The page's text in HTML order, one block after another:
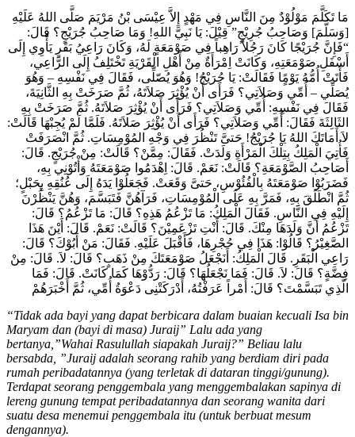
مَا تَكَلَّمَ مَوْلُوْدٌ مِنَ النَّاسِ فِي مَهْدٍ إِلاَّ عِيْسَى بْنُ مَرْيَمَ صَلَّى اللهُ عَلَيْهِ
[وَسَلَّمَ] وَصَاحِبُ جُرِيْجٍ” قِيْلَ: يَا نَبِيَّ اللهِ! وَمَا صَاحِبُ جُرَيْجٍ؟ قَالَ:
“فَإِنَّ جُرَيْجًا كَانَ رَجُلاً رَاهِباً فِي صَوْمَعَةٍ لَهُ، وَكَانَ رَاعِيُ بَقَرٍ يَأْوِي إِلَى
أَسْفَلِ صَوْمَعَتِهِ، وَكَانَتْ اِمْرَأَةٌ مِنْ أَهْلِ الْقَرْيَةِ تَخْتَلِفُ إِلَى الرَّاعِي،
فَأَتَتْ أُمُّهُ يَوْمًٍا فَقَالَتْ: يَا جُرَيْجُ! وَهُوَ يُصّلِّى، فَقَالَ فِي نَفْسِهِ – وَهُوَ
يُصَلِّي – أُمِّي وَصَلاَتِي؟ فَرَأَى أَنْ يُؤْثِرَ صَلاَتَهُ، ثُمَّ صَرَخَتْ بِهِ الثَّانِيَةَ،
فَقَالَ فِي نَفْسِهِ: أُمِّي وَصَلاَتِي؟ فَرَأَى أَنْ يُؤْثِرَ صَلاَتَهُ. ثُمَّ صَرَخَتْ بِهِ
الثَالِثَةَ فَقَالَ: أُمِّي وَصَلاَتِي؟ فَرَأَى أَنْ يُؤْثِرَ صَلاَتَهُ. فَلَمَّا لَمْ يُجِبْهَا قَالَتْ:
لاَ أَمَاتَكَ اللهُ يَا جُرَيْجُ! حَتىَّ تَنْظُرَ فِي وَجْهِ المُوْمِسَاتِ. ثُمَّ انْصَرَفَتْ
فَأُتِيَ الْمَلِكُ بِتِلْكَ الْمَرْأَةِ وَلَدَتْ. فَقَالَ: مِمَّنْ؟ قَالَتْ: مِنْ جُرَيْجٍ. قَالَ:
أَصَاحِبُ الصَّوْمَعَةِ؟ قَالَتْ: نَعَمْ. قَالَ: اِهْدَمُوا صَوْمَعَتَهُ وَأْتُوْنِي بِهِ،
فَضَرَبُوْا صَوْمَعَتَهُ بِالْفُئُوْسِ، حَتىَّ وَقَعَتْ. فَجَعَلُوْا يَدَهُ إِلَى عُنُقِهِ بِحَبْلٍ؛
ثُمَّ انْطَلَقَ بِهِ، فَمَرَّ بِهِ عَلَى الْمُوْمِسَاتِ، فَرَآهُنَّ فَتَبَسَّمَ، وَهُنَّ يَنْظُرْنَ
إِلَيْهِ فِي النَّاسِ. فَقَالَ الْمَلِكُ: مَا تَزْعُمُ هَذِهِ؟ قَالَ: مَا تَزْعُمُ؟ قَالَ:
تَزْعُمُ أَنَّ وَلَدَهَا مِنْكَ. قَالَ: أَنْتِ تَزْعَمِيْنَ؟ قَالَتْ: نَعَمْ. قَالَ: أَيْنَ هَذَا
الصَّغِيْرُ؟ قَالُوْا: هَذَا فِي حُجْرِهَا، فَأَقْبَلَ عَلَيْهِ. فَقَالَ: مَنْ أَبُوْكَ؟ قَالَ:
رَاعِي الْبَقَرِ. قَالَ الْمَلِكُ: أَنَجْعَلُ صَوْمَعَتَكَ مِنْ ذَهَبٍ؟ قَالَ: لاَ. قَالَ: مِنْ
فِضَّةٍ؟ قَالَ: لاَ. قَالَ: فَمَا نَجْعَلُهَا؟ قَالَ: رَدُّوْهَا كَمَا كَانَتْ. قَالَ: فَمَا
الَّذِي تَبَسَّمْتَ؟ قَالَ: أَمْراً عَرَفْتُهُ، أَدْرَكَتْنِى دَعْوَةُ أُمِّي، ثُمَّ أَخْبَرَهُمْ
“Tidak ada bayi yang dapat berbicara dalam buaian kecuali Isa bin
Maryam dan (bayi di masa) Juraij” Lalu ada yang
bertanya,”Wahai Rasulullah siapakah Juraij?” Beliau lalu
bersabda, ”Juraij adalah seorang rahib yang berdiam diri pada
rumah peribadatannya (yang terletak di dataran tinggi/gunung).
Terdapat seorang penggembala yang menggembalakan sapinya di
lereng gunung tempat peribadatannya dan seorang wanita dari
suatu desa menemui penggembala itu (untuk berbuat mesum
dengannya).